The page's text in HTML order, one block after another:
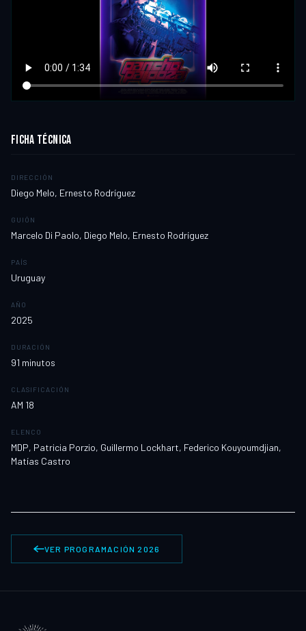
FICHA TÉCNICA
DIRECCIÓN
Diego Melo, Ernesto Rodríguez
GUIÓN
Marcelo Di Paolo, Diego Melo, Ernesto Rodríguez
PAÍS
Uruguay
AÑO
2025
DURACIÓN
91 minutos
CLASIFICACIÓN
AM 18
ELENCO
MDP, Patricia Porzio, Guillermo Lockhart, Federico Kouyoumdjian,
Matías Castro
VER PROGRAMACIÓN 2026